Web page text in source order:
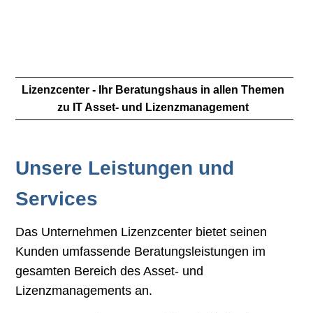
Lizenzcenter - Ihr Beratungshaus in allen Themen
zu IT Asset- und Lizenzmanagement
Unsere Leistungen und
Services
Das Unternehmen Lizenzcenter bietet seinen
Kunden umfassende Beratungsleistungen im
gesamten Bereich des Asset- und
Lizenzmanagements an.